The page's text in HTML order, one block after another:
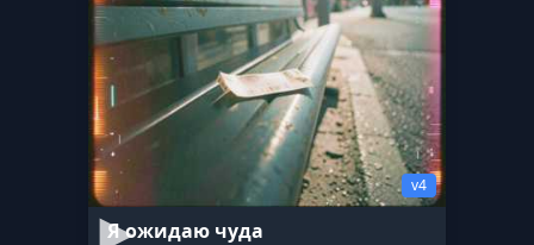
v4
Я ожидаю чуда